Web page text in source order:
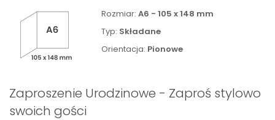
Rozmiar: A6 - 105 x 148 mm
Typ: Składane
Orientacja: Pionowe
Zaproszenie Urodzinowe - Zaproś stylowo
swoich gości